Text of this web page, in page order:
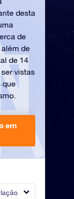
desta
de
de
de 14
vistas
que
em